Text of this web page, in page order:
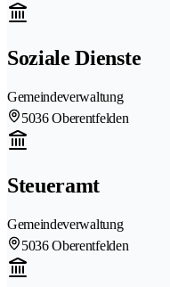
Soziale Dienste
Gemeindeverwaltung
5036 Oberentfelden
Steueramt
Gemeindeverwaltung
5036 Oberentfelden